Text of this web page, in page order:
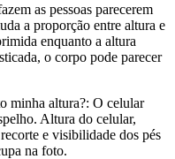
as pessoas parecerem
a proporção entre altura e
enquanto a altura
o corpo pode parecer
minha altura?: O celular
Altura do celular,
e visibilidade dos pés
na foto.